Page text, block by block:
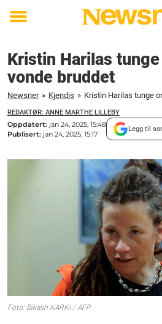
Toggle
Kristin Harilas
vonde bruddet
Newsner » Kjendis » Kristin Harilas tunge
REDAKTØR: ANNE MARTHE LILLEBY
Oppdatert: jan 24, 2025, 15:48
Publisert: jan 24, 2025, 15:17
Legg til
Foto: Bikash KARKI / AFP